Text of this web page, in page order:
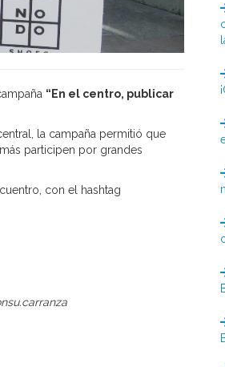
“En el centro, publicar
la campaña permitió que
participen por grandes
con el hashtag